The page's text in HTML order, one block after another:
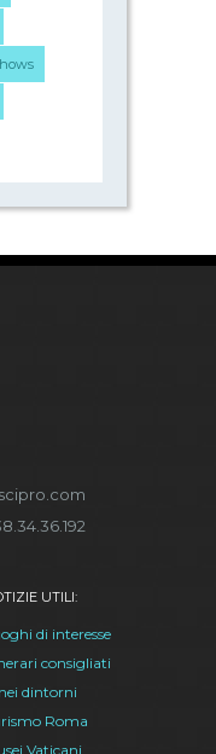
UTILI:
di interesse
consigliati
dintorni
Roma
Vaticani